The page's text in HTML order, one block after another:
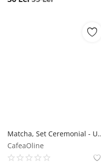
Matcha, Set
CafeaOline